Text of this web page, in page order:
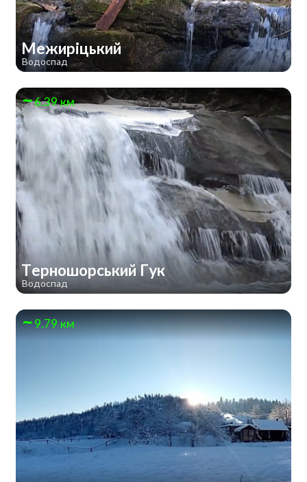
Межиріцький
Водоспад
6.39 км
Терношорський Гук
Водоспад
9.79 км